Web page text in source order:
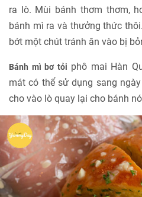
ra lò. Mùi bánh thơm thơm,
bánh mì ra và thưởng thức
bớt một chút tránh ăn vào bị
Bánh mì bơ tỏi phô mai Hàn
mát có thể sử dụng sang
cho vào lò quay lại cho bánh